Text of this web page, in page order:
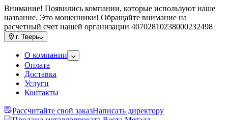
Внимание! Появились компании, которые используют наше
название. Это мошенники! Обращайте внимание на
расчетный счет нашей организации 40702810238000232498
г. Тверь
О компании
Оплата
Доставка
Услуги
Контакты
Рассчитайте свой заказНаписать директору